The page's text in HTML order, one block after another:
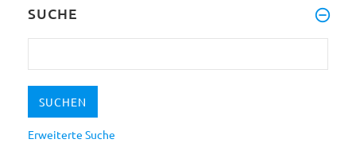
SUCHE
Erweiterte Suche